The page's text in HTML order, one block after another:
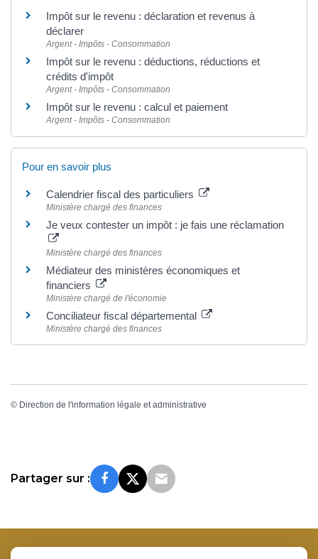
Impôt sur le revenu : déclaration et revenus à
déclarer
Argent - Impôts - Consommation
Impôt sur le revenu : déductions, réductions et
crédits d'impôt
Argent - Impôts - Consommation
Impôt sur le revenu : calcul et paiement
Argent - Impôts - Consommation
Pour en savoir plus
Calendrier fiscal des particuliers
Ministère chargé des finances
Je veux contester un impôt : je fais une réclamation
Ministère chargé des finances
Médiateur des ministères économiques et
financiers
Ministère chargé de l'économie
Conciliateur fiscal départemental
Ministère chargé des finances
© Direction de l'information légale et administrative
Partager sur :